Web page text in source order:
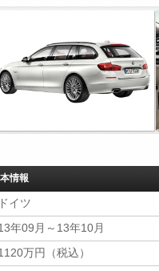
情報
ドイツ
年09月～13年10月
万円（税込）